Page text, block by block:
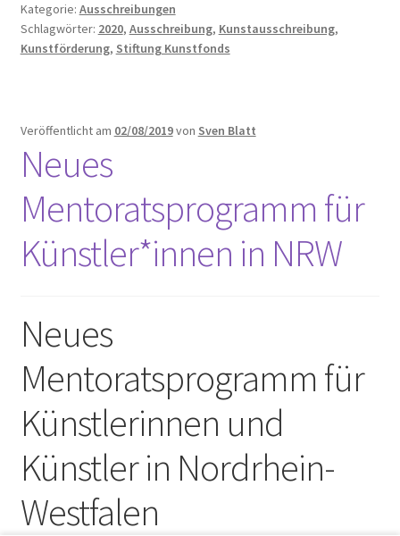
Kategorie: Ausschreibungen
Schlagwörter: 2020, Ausschreibung, Kunstausschreibung,
Kunstförderung, Stiftung Kunstfonds
Veröffentlicht am 02/08/2019von Sven Blatt
Neues
Mentoratsprogramm für
Künstler*innen in NRW
Neues
Mentoratsprogramm für
Künstlerinnen und
Künstler in Nordrhein-
Westfalen